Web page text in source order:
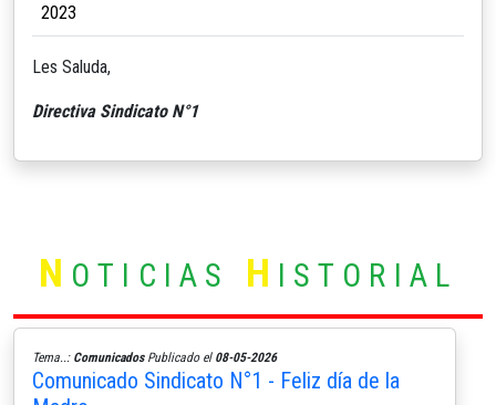
2023
Les Saluda,
Directiva Sindicato N°1
N OTICIAS H ISTORIAL
Tema..: ComunicadosPublicado el 08-05-2026
Comunicado Sindicato N°1 - Feliz día de la